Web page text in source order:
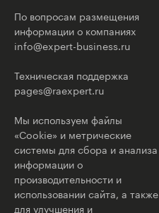
По вопросам размещения
информации о компаниях
info@expert-business.ru
Техническая поддержка
pages@raexpert.ru
Мы используем файлы
«Cookie» и метрические
системы для сбора и анализа
информации о
производительности и
использовании сайта, а также
для улучшения и